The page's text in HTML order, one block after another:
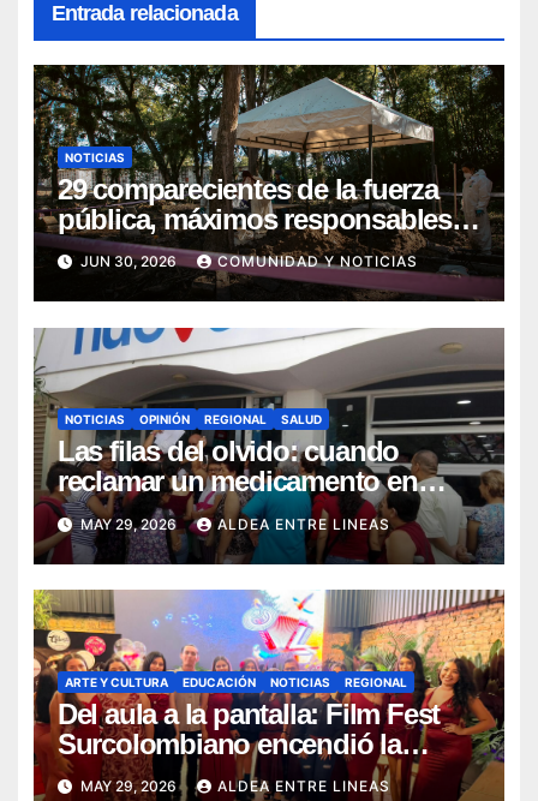
Entrada relacionada
NOTICIAS
29 comparecientes de la fuerza
pública, máximos responsables
de asesinatos y desapariciones
forzadas en Huila, fueron
postulados ante el Tribunal para
la Paz para que les imponga
Sanción Propia
JUN 30, 2026 COMUNIDAD Y NOTICIAS
NOTICIAS OPINIÓN REGIONAL SALUD
Las filas del olvido: cuando
reclamar un medicamento en
Pitalito se convierte en una
odisea
MAY 29, 2026 ALDEA ENTRE LINEAS
ARTE Y CULTURA EDUCACIÓN NOTICIAS REGIONAL
Del aula a la pantalla: Film Fest
Surcolombiano encendió la
creatividad audiovisual en Pitalito
MAY 29, 2026 ALDEA ENTRE LINEAS